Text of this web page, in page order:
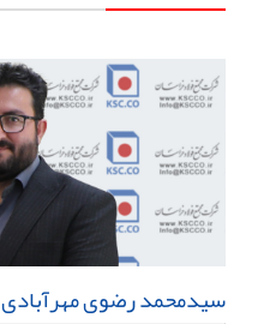
سیدمحمد رضوی مهرآبادی